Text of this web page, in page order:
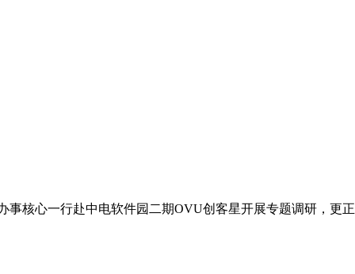
核心一行赴中电软件园二期OVU创客星开展专题调研，更